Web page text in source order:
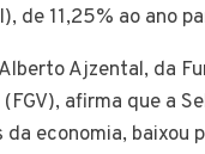
de 11,25% ao ano
Ajzental, da
afirma que a
da economia, baixou